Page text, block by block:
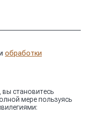
обработки
вы становитесь
мере пользуясь